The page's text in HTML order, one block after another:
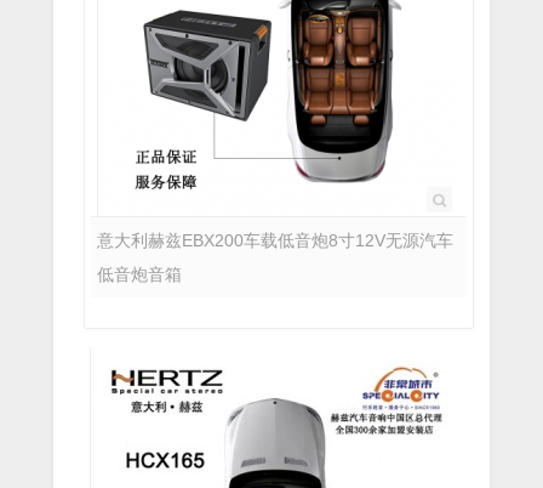
意大利赫兹EBX200车载低音炮8寸12V无源汽车
低音炮音箱